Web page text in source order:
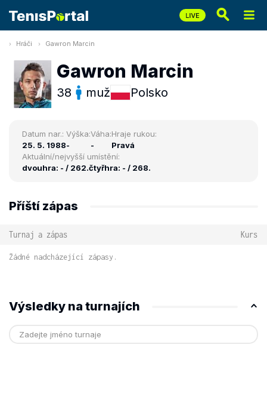
Hráči Gawron Marcin
Gawron Marcin
38 muž Polsko
Datum nar.:
25. 5. 1988
Výška:
-
Váha:
-
Hraje rukou:
Pravá
Aktuální/nejvyšší umístění:
dvouhra: - / 262.čtyřhra: - / 268.
Příští zápas
Turnaj a zápas Kurs
Žádné nadcházející zápasy.
Výsledky na turnajích